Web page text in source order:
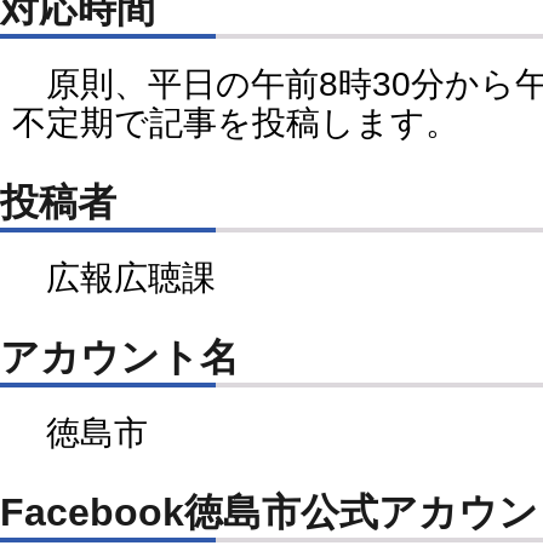
原則、平日の午前8時30分から
不定期で記事を投稿します。
投稿者
広報広聴課
アカウント名
徳島市
Facebook徳島市公式アカウ